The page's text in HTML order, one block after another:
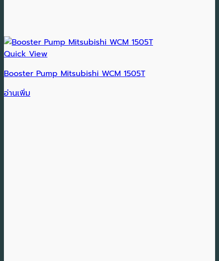
Quick View
Booster Pump Mitsubishi WCM 1505T
อ่านเพิ่ม